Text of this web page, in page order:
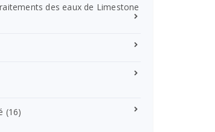
des eaux de Limestone
(16)